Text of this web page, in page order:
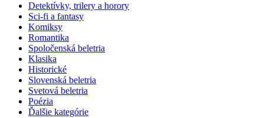
Detektívky, trilery a horory
Sci-fi a fantasy
Komiksy
Romantika
Spoločenská beletria
Klasika
Historické
Slovenská beletria
Svetová beletria
Poézia
Ďalšie kategórie